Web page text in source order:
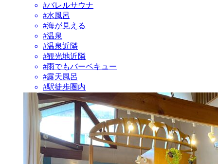
#バレルサウナ
#水風呂
#海が見える
#温泉
#温泉近隣
#観光地近隣
#雨でもバーベキュー
#露天風呂
#駅徒歩圏内